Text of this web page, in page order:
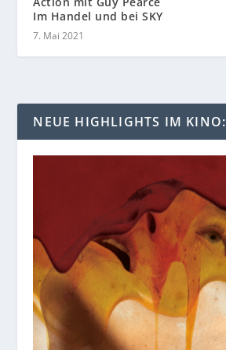
Im Handel und bei SKY
7. Mai 2021
NEUE HIGHLIGHTS IM KINO: